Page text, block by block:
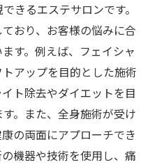
きるエステサロンです。
おり、お客様の悩みに合
す。例えば、フェイシャ
アップを目的とした施術
ト除去やダイエットを目
。また、全身施術が受け
の両面にアプローチでき
機器や技術を使用し、痛